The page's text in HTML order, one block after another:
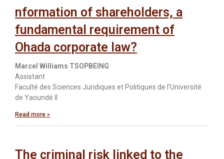
nformation of shareholders, a
fundamental requirement of
Ohada corporate law?
Marcel Williams TSOPBEING
Assistant
Faculté des Sciences Juridiques et Politiques de l’Université
de Yaoundé II
Read more »
The criminal risk linked to the